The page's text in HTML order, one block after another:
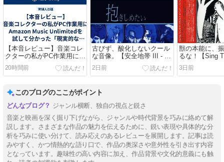
【本音レビュー】音楽コレ
クターの私がPC作業用に
Amazon Music Unlimitedを
試して分かった「現実的な
使い道」。
20時間前
古びず、酸化しないクール
な音像。【安全地帯 III - 抱
きしめたい/安全地帯
（1984）】｜今日のDMM
月額レンタル日記。#308
2日前
獣の本能に、
るな！【Sing
Beast/Bastro
今日の
日記。#499
3日前
このブログのここがポイント
ジャンル横断、独自の視点と鋭さ
音楽と映画を深く掘り下げながら、ジャンルや時代背景を巧みに絡めて解
説します。さまざまな作品の魅力を伝えるために、鋭い表現や具体的な分
析を巧みに使い分けて、読み応えのあるレビューを展開します。記事は読
みやすく、かつ情熱的な語り口で、作品の奥深さや意外性を引き出す内容
となっています。趣味性の高い内容に加え、作品背景や文化的意義にも触